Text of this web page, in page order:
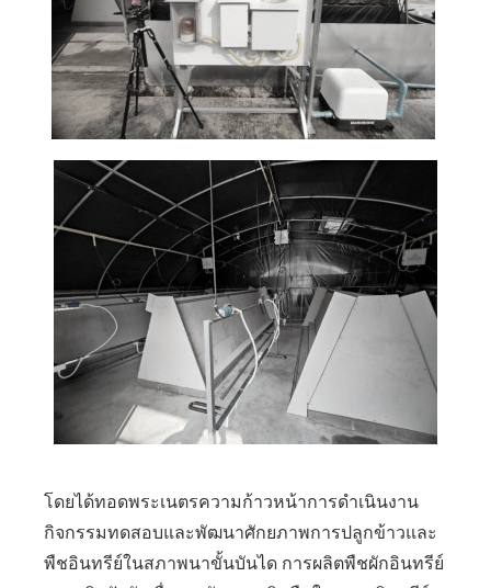
โดยได้ทอดพระเนตรความก้าวหน้าการดำเนินงาน
กิจกรรมทดสอบและพัฒนาศักยภาพการปลูกข้าวและ
พืชอินทรีย์ในสภาพนาขั้นบันได การผลิตพืชผักอินทรีย์